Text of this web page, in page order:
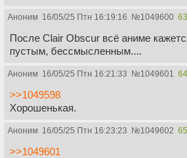
Аноним 16/05/25 Птн 16:19:16 №1049600 63
После Clair Obscur всё аниме
пустым, бессмысленным....
Аноним 16/05/25 Птн 16:21:33 №1049601 64
>>1049598
Хорошенькая.
Аноним 16/05/25 Птн 16:23:23 №1049602 65
>>1049601